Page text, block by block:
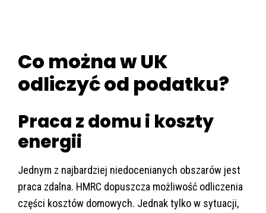
Co można w UK
odliczyć od podatku?
Praca z domu i koszty
energii
Jednym z najbardziej niedocenianych obszarów jest
praca zdalna. HMRC dopuszcza możliwość odliczenia
części kosztów domowych. Jednak tylko w sytuacji,